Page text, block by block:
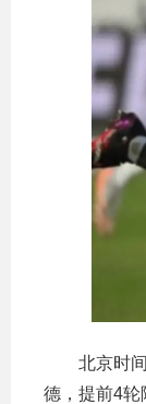
北京时
德，提前4轮